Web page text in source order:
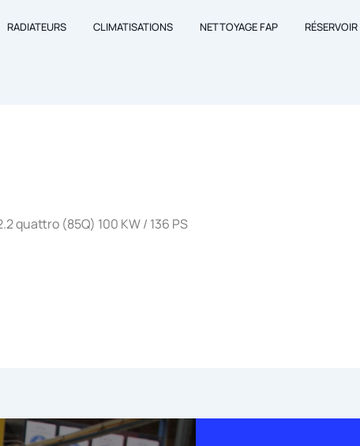
RADIATEURS CLIMATISATIONS NETTOYAGE FAP RÉSERVOIR
quattro (85Q) 100 KW / 136 PS